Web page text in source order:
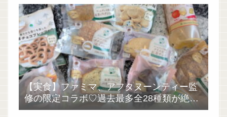
【実食】ファミマ、アフタヌーンティー監
修の限定コラボ♡過去最多全28種類が絶品
過ぎた！